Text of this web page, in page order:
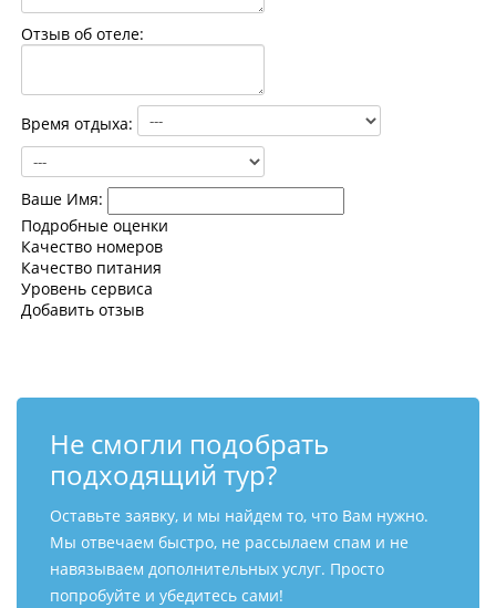
Отзыв об отеле:
Время отдыха:
Ваше Имя:
Подробные оценки
Качество номеров
Качество питания
Уровень сервиса
Добавить отзыв
Не смогли подобрать
подходящий тур?
Оставьте заявку, и мы найдем то, что Вам нужно.
Мы отвечаем быстро, не рассылаем спам и не
навязываем дополнительных услуг. Просто
попробуйте и убедитесь сами!